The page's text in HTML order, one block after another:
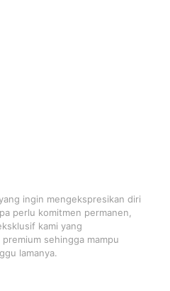
ingin mengekspresikan diri
perlu komitmen permanen,
kami yang
sehingga mampu
lamanya.